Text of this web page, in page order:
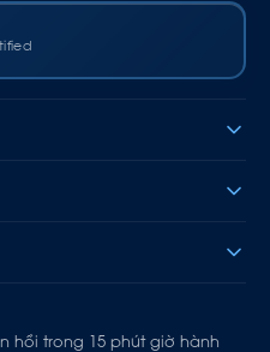
hồi trong 15 phút giờ hành